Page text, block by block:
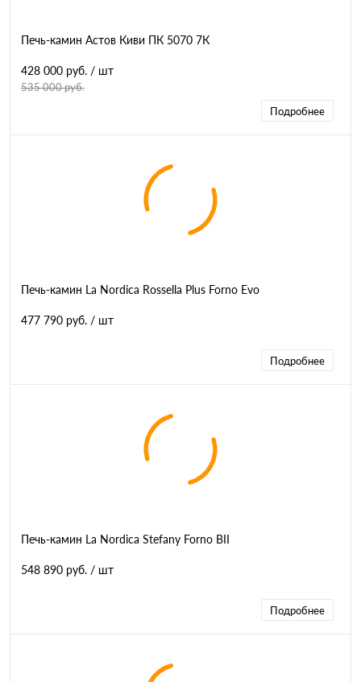
Печь-камин Астов Киви ПК 5070 7К
428 000 руб. / шт
535 000 руб.
Подробнее
Печь-камин La Nordica Rossella Plus Forno Evo
477 790 руб. / шт
Подробнее
Печь-камин La Nordica Stefany Forno BII
548 890 руб. / шт
Подробнее